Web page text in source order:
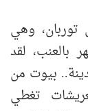
توربان، وهي
لقد
بيوت من
تغطي